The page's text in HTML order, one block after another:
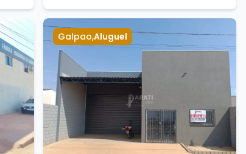
Galpao,Aluguel